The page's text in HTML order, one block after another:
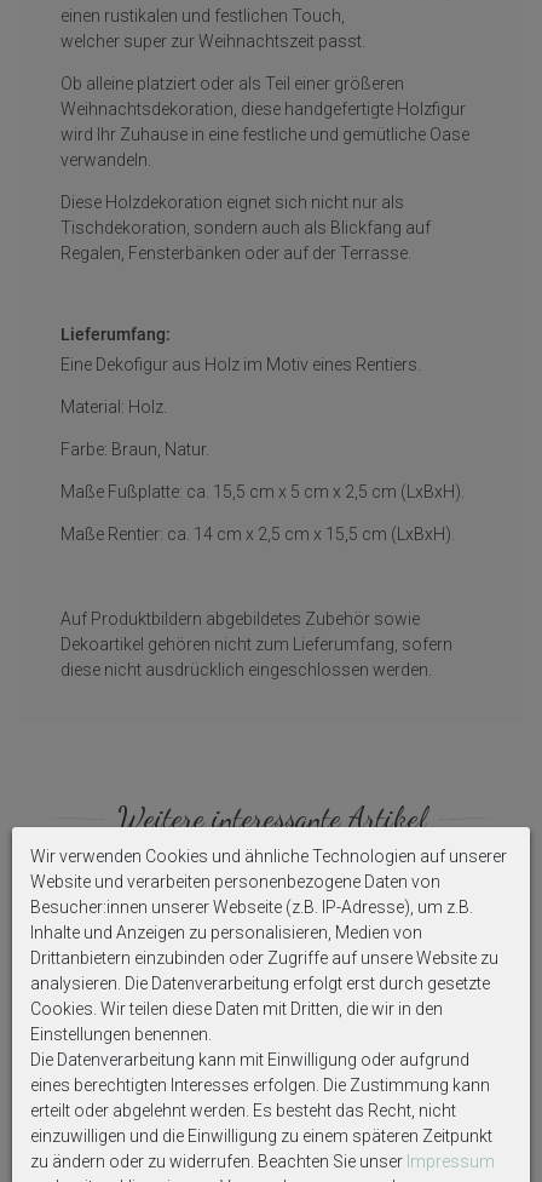
einen rustikalen und festlichen Touch,
welcher super zur Weihnachtszeit passt.
Ob alleine platziert oder als Teil einer größeren
Weihnachtsdekoration, diese handgefertigte Holzfigur
wird Ihr Zuhause in eine festliche und gemütliche Oase
verwandeln.
Diese Holzdekoration eignet sich nicht nur als
Tischdekoration, sondern auch als Blickfang auf
Regalen, Fensterbänken oder auf der Terrasse.
Lieferumfang:
Eine Dekofigur aus Holz im Motiv eines Rentiers.
Material: Holz.
Farbe: Braun, Natur.
Maße Fußplatte: ca. 15,5 cm x 5 cm x 2,5 cm (LxBxH).
Maße Rentier: ca. 14 cm x 2,5 cm x 15,5 cm (LxBxH).
Auf Produktbildern abgebildetes Zubehör sowie
Dekoartikel gehören nicht zum Lieferumfang, sofern
diese nicht ausdrücklich eingeschlossen werden.
Weitere interessante Artikel
Tannenbaum auf Sockel
Hellbraun Braun Mangoholz
Holz Weihnachtsbaum
Dekobaum Weihnachten Deko
Weihnachtsbaum Tannenbaum
auf Sockel Dunkelgrün
Mangoholz Natur Weihnachten
Tischdeko Deko 22cm H Groß
Wir verwenden Cookies und ähnliche Technologien auf unserer
Website und verarbeiten personenbezogene Daten von
Besucher:innen unserer Webseite (z.B. IP-Adresse), um z.B.
Inhalte und Anzeigen zu personalisieren, Medien von
Drittanbietern einzubinden oder Zugriffe auf unsere Website zu
analysieren. Die Datenverarbeitung erfolgt erst durch gesetzte
Cookies. Wir teilen diese Daten mit Dritten, die wir in den
Einstellungen benennen.
Die Datenverarbeitung kann mit Einwilligung oder aufgrund
eines berechtigten Interesses erfolgen. Die Zustimmung kann
erteilt oder abgelehnt werden. Es besteht das Recht, nicht
einzuwilligen und die Einwilligung zu einem späteren Zeitpunkt
zu ändern oder zu widerrufen. Beachten Sie unser Impressum